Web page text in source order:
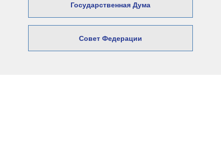
Государственная Дума
Совет Федерации